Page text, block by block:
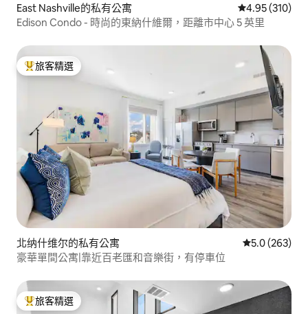
East Nashville的私有公寓 從 310 則評價
4.95 (310)
Edison Condo - 時尚的東納什維爾，距離市中心 5 英里
旅客精選榜首
旅客精選
北纳什维尔的私有公寓 從 263 則評
5.0 (263)
豪華單間公寓|靠近百老匯和音樂街，有停車位
旅客精選榜首
旅客精選